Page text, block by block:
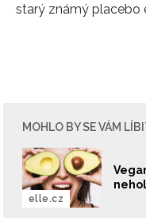
starý známý placebo
MOHLO BY SE VÁM
elle.cz